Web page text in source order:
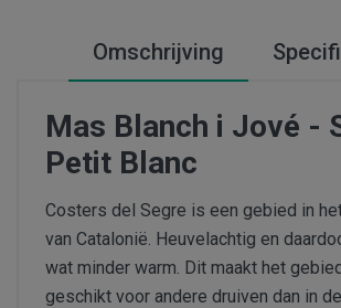
Omschrijving
Mas Blanch i Jové -
Petit Blanc
Costers del Segre is een gebied in
van Catalonië. Heuvelachtig en
wat minder warm. Dit maakt het
geschikt voor andere druiven dan in